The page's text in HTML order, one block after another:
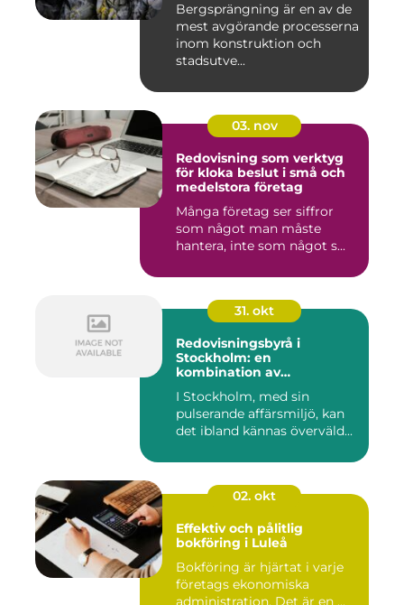
Bergsprängning är en av de
mest avgörande processerna
inom konstruktion och
stadsutve...
03. nov
Redovisning som verktyg
för kloka beslut i små och
medelstora företag
Många företag ser siffror
som något man måste
hantera, inte som något s...
31. okt
Redovisningsbyrå i
Stockholm: en
kombination av
personlig service
I Stockholm, med sin
pulserande affärsmiljö, kan
det ibland kännas överväld...
02. okt
Effektiv och pålitlig
bokföring i Luleå
Bokföring är hjärtat i varje
företags ekonomiska
administration. Det är en ...